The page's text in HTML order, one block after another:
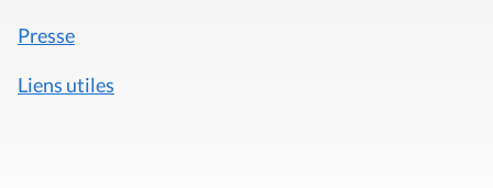
Presse
Liens utiles